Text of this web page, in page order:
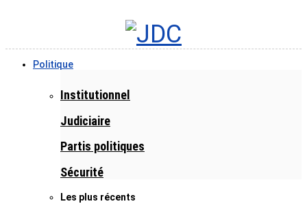
Politique
Institutionnel
Judiciaire
Partis politiques
Sécurité
Les plus récents